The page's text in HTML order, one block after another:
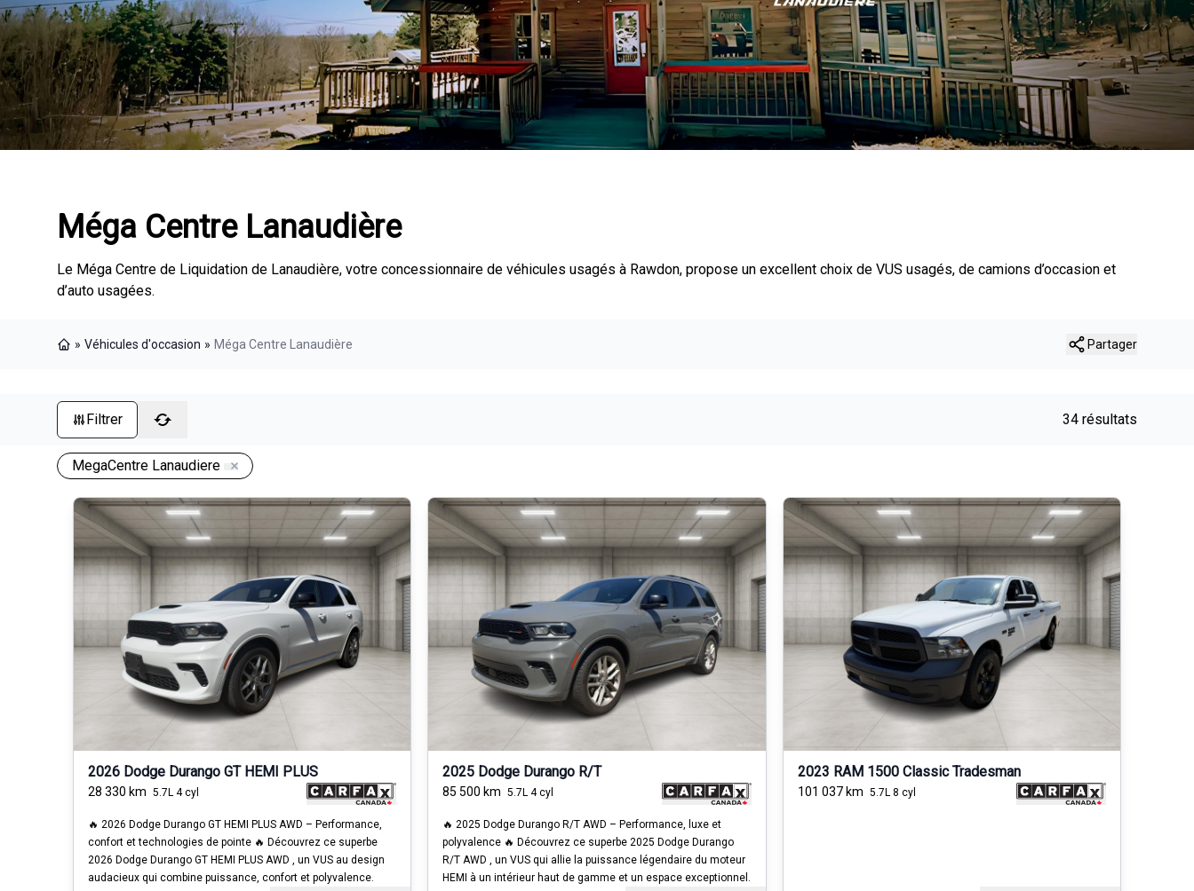
Méga Centre Lanaudière
Le Méga Centre de Liquidation de Lanaudière, votre concessionnaire de véhicules usagés à Rawdon, propose un excellent choix de VUS usagés, de camions d’occasion et
d’auto usagées.
» Véhicules d'occasion » Méga Centre Lanaudière Partager
Filtrer 34 résultats
MegaCentre Lanaudiere
2026 Dodge Durango GT HEMI PLUS
28 330 km 5.7L 4 cyl
🔥 2026 Dodge Durango GT HEMI PLUS AWD – Performance,
confort et technologies de pointe 🔥 Découvrez ce superbe
2026 Dodge Durango GT HEMI PLUS AWD , un VUS au design
audacieux qui combine puissance, confort et polyvalence.
2025 Dodge Durango R/T
85 500 km 5.7L 4 cyl
🔥 2025 Dodge Durango R/T AWD – Performance, luxe et
polyvalence 🔥 Découvrez ce superbe 2025 Dodge Durango
R/T AWD , un VUS qui allie la puissance légendaire du moteur
HEMI à un intérieur haut de gamme et un espace exceptionnel.
2023 RAM 1500 Classic Tradesman
101 037km 5.7L 8 cyl